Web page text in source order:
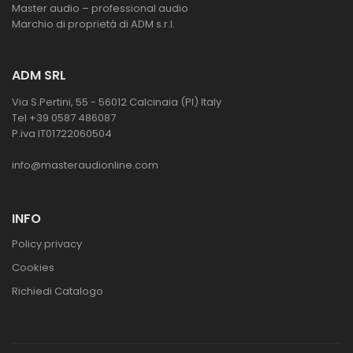
Master audio – professional audio
Marchio di proprietà di ADM s.r.l.
ADM SRL
Via S.Pertini, 55 - 56012 Calcinaia (PI) Italy
Tel +39 0587 486087
P.iva IT01722060504
info@masteraudionline.com
INFO
Policy privacy
Cookies
Richiedi Catalogo